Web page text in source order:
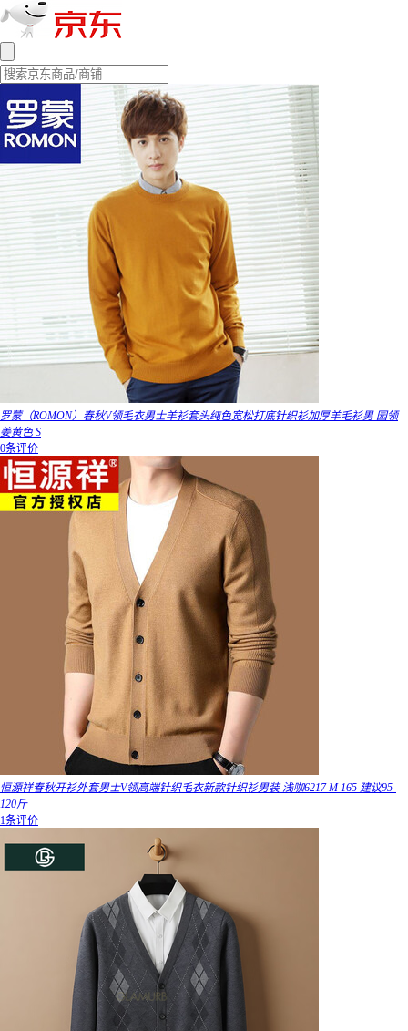
罗蒙（ROMON）春秋V领毛衣男士羊衫套头纯色宽松打底针织衫加厚羊毛衫男 园领
姜黄色 S
0条评价
恒源祥春秋开衫外套男士V领高端针织毛衣新款针织衫男装 浅咖6217 M 165 建议95-
120斤
1条评价